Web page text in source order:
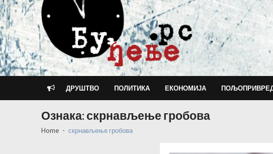
ДРУШТВО ПОЛИТИКА ЕКОНОМИЈА
Ознака: скрнављење гробова
Home скрнављење гробова